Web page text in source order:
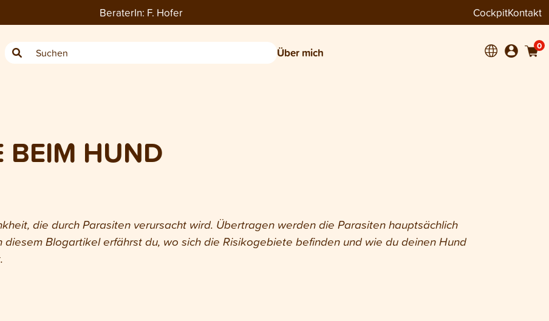
BeraterIn: F. Hofer CockpitKontakt
Über mich 0
BEIM HUND
die durch Parasiten verursacht wird. Übertragen werden die Parasiten hauptsächlich
diesem Blogartikel erfährst du, wo sich die Risikogebiete befinden und wie du deinen Hund